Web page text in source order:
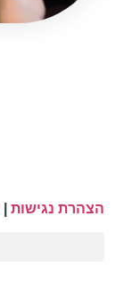
הצהרת נגישות|